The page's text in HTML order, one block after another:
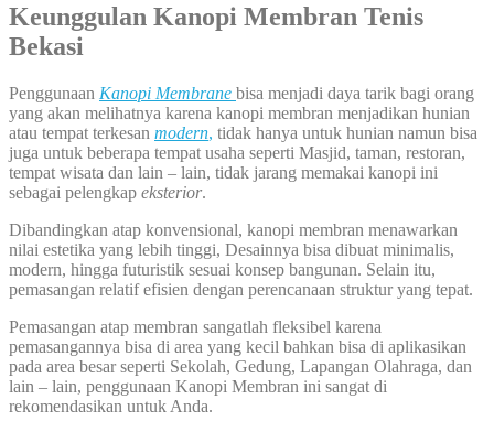
Keunggulan Kanopi Membran Tenis
Bekasi
Penggunaan Kanopi Membrane bisa menjadi daya tarik bagi orang
yang akan melihatnya karena kanopi membran menjadikan hunian
atau tempat terkesan modern, tidak hanya untuk hunian namun bisa
juga untuk beberapa tempat usaha seperti Masjid, taman, restoran,
tempat wisata dan lain – lain, tidak jarang memakai kanopi ini
sebagai pelengkap eksterior.
Dibandingkan atap konvensional, kanopi membran menawarkan
nilai estetika yang lebih tinggi, Desainnya bisa dibuat minimalis,
modern, hingga futuristik sesuai konsep bangunan. Selain itu,
pemasangan relatif efisien dengan perencanaan struktur yang tepat.
Pemasangan atap membran sangatlah fleksibel karena
pemasangannya bisa di area yang kecil bahkan bisa di aplikasikan
pada area besar seperti Sekolah, Gedung, Lapangan Olahraga, dan
lain – lain, penggunaan Kanopi Membran ini sangat di
rekomendasikan untuk Anda.